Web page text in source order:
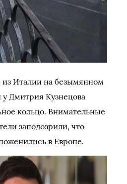
из Италии на безымянном
у Дмитрия Кузнецова
кольцо. Внимательные
заподозрили, что
в Европе.